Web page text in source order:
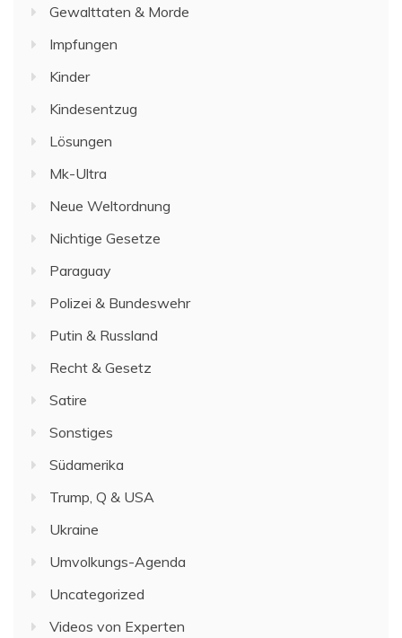
Gewalttaten & Morde
Impfungen
Kinder
Kindesentzug
Lösungen
Mk-Ultra
Neue Weltordnung
Nichtige Gesetze
Paraguay
Polizei & Bundeswehr
Putin & Russland
Recht & Gesetz
Satire
Sonstiges
Südamerika
Trump, Q & USA
Ukraine
Umvolkungs-Agenda
Uncategorized
Videos von Experten